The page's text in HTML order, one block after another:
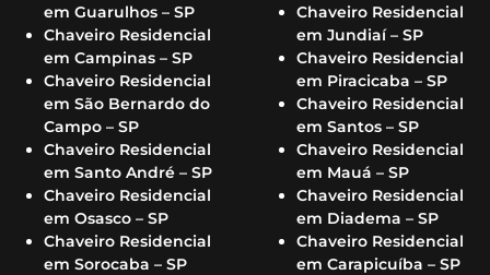
em Guarulhos – SP
Chaveiro Residencial
em Campinas – SP
Chaveiro Residencial
em São Bernardo do
Campo – SP
Chaveiro Residencial
em Santo André – SP
Chaveiro Residencial
em Osasco – SP
Chaveiro Residencial
em Sorocaba – SP
Chaveiro Residencial
em Jundiaí – SP
Chaveiro Residencial
em Piracicaba – SP
Chaveiro Residencial
em Santos – SP
Chaveiro Residencial
em Mauá – SP
Chaveiro Residencial
em Diadema – SP
Chaveiro Residencial
em Carapicuíba – SP